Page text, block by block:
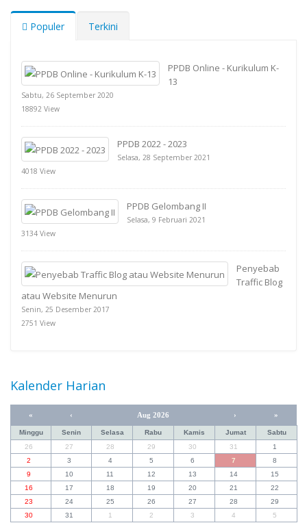
Populer Terkini
PPDB Online - Kurikulum K-
13
Sabtu, 26 September 2020
18892 View
PPDB 2022 - 2023
Selasa, 28 September 2021
4018 View
PPDB Gelombang II
Selasa, 9 Februari 2021
3134 View
Penyebab
Traffic Blog
atau Website Menurun
Senin, 25 Desember 2017
2751 View
Kalender Harian
« ‹ Aug 2026 › »
Minggu Senin Selasa Rabu Kamis Jumat
Sabtu
26
27 28 29 30 31
1
2
3 4 5 6 7
8
9
10 11 12 13 14
15
16
17 18 19 20 21
22
23
24 25 26 27 28
29
30
31 1 2 3 4 5